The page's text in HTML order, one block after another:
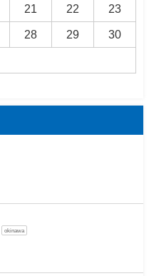
21 22 23
28 29 30
okinawa